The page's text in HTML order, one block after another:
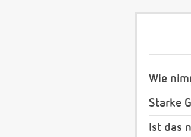
Wie
Starke
Ist das